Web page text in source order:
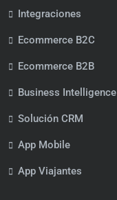
Integraciones
Ecommerce B2C
Ecommerce B2B
Business Intelligence
Solución CRM
App Mobile
App Viajantes